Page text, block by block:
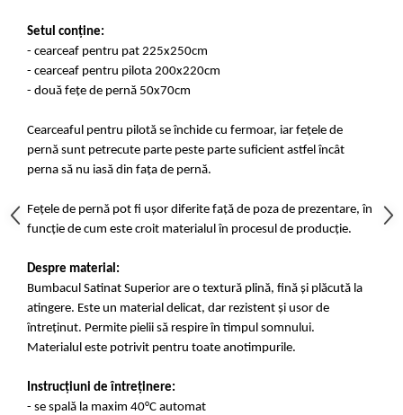
Setul conține:
- cearceaf pentru pat 225x250cm
- cearceaf pentru pilota 200x220cm
- două fețe de pernă 50x70cm
Cearceaful pentru pilotă se închide cu fermoar, iar fețele de
pernă sunt petrecute parte peste parte suficient astfel încât
perna să nu iasă din fața de pernă.
Fețele de pernă pot fi ușor diferite față de poza de prezentare, în
funcție de cum este croit materialul în procesul de producție.
Despre material:
Bumbacul Satinat Superior are o textură plină, fină și plăcută la
atingere. Este un material delicat, dar rezistent și usor de
întreținut. Permite pielii să respire în timpul somnului.
Materialul este potrivit pentru toate anotimpurile.
Instrucțiuni de întreținere:
- se spală la maxim 40°C automat